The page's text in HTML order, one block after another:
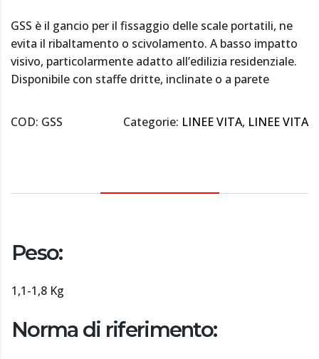
GSS è il gancio per il fissaggio delle scale portatili, ne
evita il ribaltamento o scivolamento. A basso impatto
visivo, particolarmente adatto all’edilizia residenziale.
Disponibile con staffe dritte, inclinate o a parete
COD: GSS Categorie: LINEE VITA, LINEE VITA
Peso:
1,1-1,8 Kg
Norma di riferimento: